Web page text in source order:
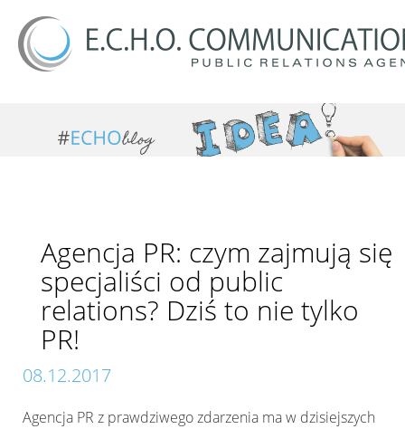
Agencja PR: czym zajmują się
specjaliści od public
relations? Dziś to nie tylko
PR!
08.12.2017
Agencja PR z prawdziwego zdarzenia ma w dzisiejszych